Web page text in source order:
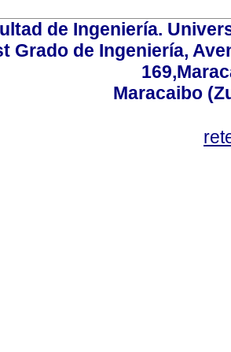
de Ingeniería.
Grado de Ingeniería,
Maracaibo